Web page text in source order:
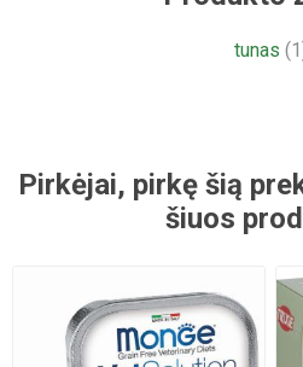
tunas
Pirkėjai, pirkę šią
šiuos